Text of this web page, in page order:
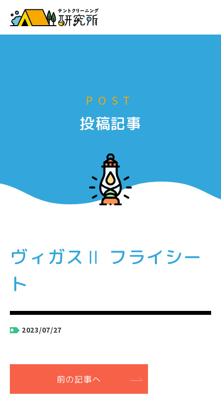
お申し込み
POST
投稿記事
ヴィガスⅡ フライシー
ト
2023/07/27
前の記事へ